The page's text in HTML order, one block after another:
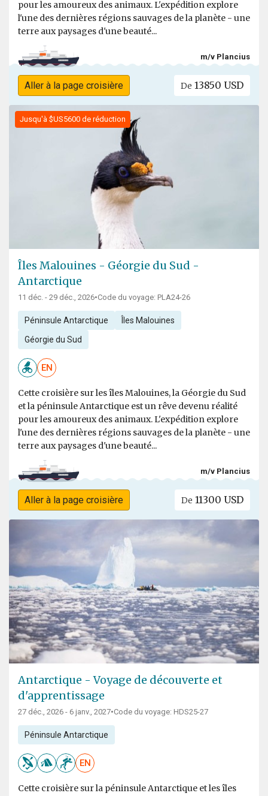
pour les amoureux des animaux. L'expédition explore
l'une des dernières régions sauvages de la planète - une
terre aux paysages d'une beauté...
m/v Plancius
Aller à la page croisière De 13850 USD
Jusqu'à $US5600 de réduction
Îles Malouines - Géorgie du Sud -
Antarctique
11 déc. - 29 déc., 2026•Code du voyage: PLA24-26
Péninsule Antarctique Îles Malouines
Géorgie du Sud
EN
Cette croisière sur les îles Malouines, la Géorgie du Sud
et la péninsule Antarctique est un rêve devenu réalité
pour les amoureux des animaux. L'expédition explore
l'une des dernières régions sauvages de la planète - une
terre aux paysages d'une beauté...
m/v Plancius
Aller à la page croisière De 11300 USD
Antarctique - Voyage de découverte et
d'apprentissage
27 déc., 2026 - 6 janv., 2027•Code du voyage: HDS25-27
Péninsule Antarctique
EN
Cette croisière sur la péninsule Antarctique et les îles